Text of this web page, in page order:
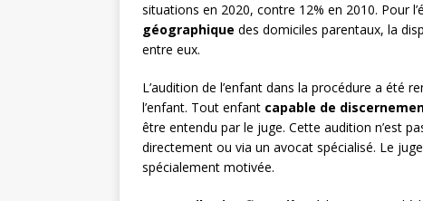
situations en 2020, contre 12% en 2010. Pour
géographique des domiciles parentaux, la
entre eux.
L’audition de l’enfant dans la procédure a été
l’enfant. Tout enfant capable de
être entendu par le juge. Cette audition n’est
directement ou via un avocat spécialisé. Le
spécialement motivée.